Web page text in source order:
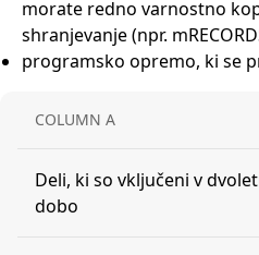
morate redno varnostno
shranjevanje (npr.
programsko opremo, ki se
COLUMN A
Deli, ki so vključeni v
dobo